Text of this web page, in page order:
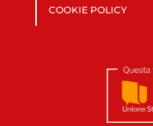
COOKIE POLICY